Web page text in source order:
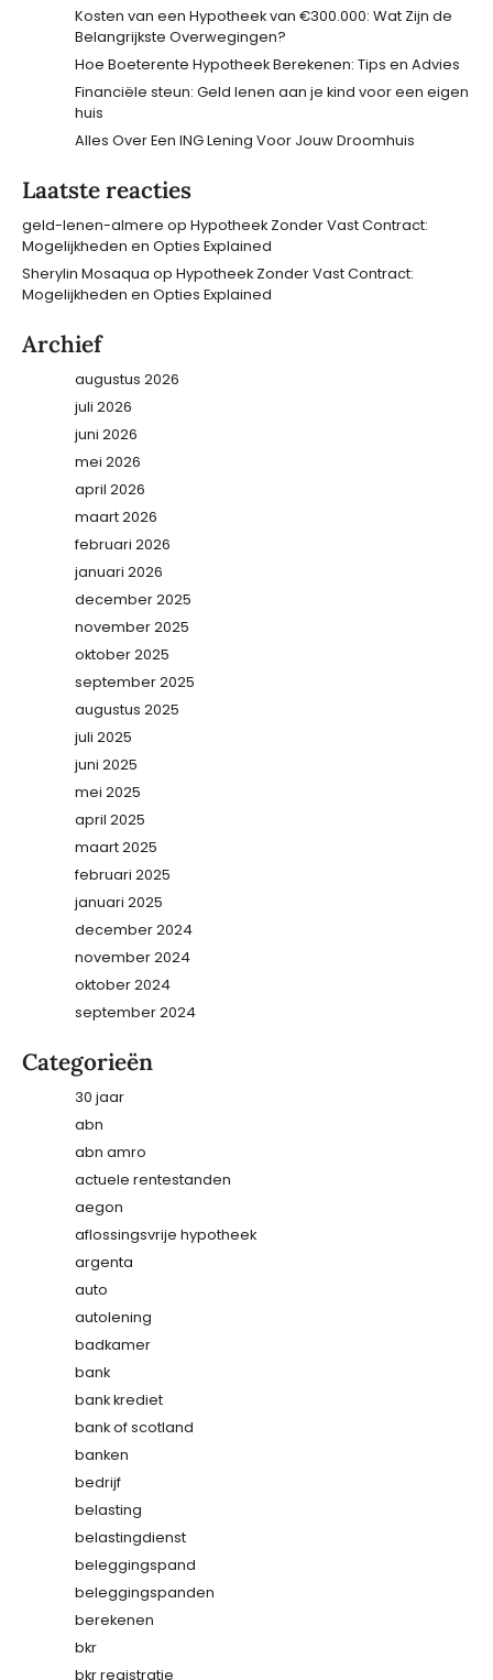
Kosten van een Hypotheek van €300.000: Wat Zijn de
Belangrijkste Overwegingen?
Hoe Boeterente Hypotheek Berekenen: Tips en Advies
Financiële steun: Geld lenen aan je kind voor een eigen
huis
Alles Over Een ING Lening Voor Jouw Droomhuis
Laatste reacties
geld-lenen-almere op Hypotheek Zonder Vast Contract:
Mogelijkheden en Opties Explained
Sherylin Mosaqua op Hypotheek Zonder Vast Contract:
Mogelijkheden en Opties Explained
Archief
augustus 2026
juli 2026
juni 2026
mei 2026
april 2026
maart 2026
februari 2026
januari 2026
december 2025
november 2025
oktober 2025
september 2025
augustus 2025
juli 2025
juni 2025
mei 2025
april 2025
maart 2025
februari 2025
januari 2025
december 2024
november 2024
oktober 2024
september 2024
Categorieën
30 jaar
abn
abn amro
actuele rentestanden
aegon
aflossingsvrije hypotheek
argenta
auto
autolening
badkamer
bank
bank krediet
bank of scotland
banken
bedrijf
belasting
belastingdienst
beleggingspand
beleggingspanden
berekenen
bkr
bkr registratie